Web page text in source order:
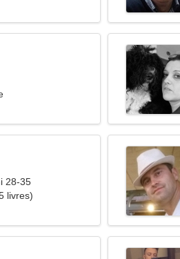
28-35
livres)